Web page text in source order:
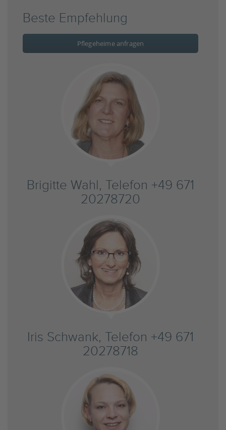
Beste Empfehlung
Pflegeheime anfragen
Brigitte Wahl, Telefon +49 671
20278720
Iris Schwank, Telefon +49 671
20278718